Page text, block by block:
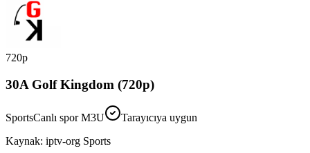
720p
30A Golf Kingdom (720p)
SportsCanlı spor M3U
Tarayıcıya uygun
Kaynak: iptv-org Sports